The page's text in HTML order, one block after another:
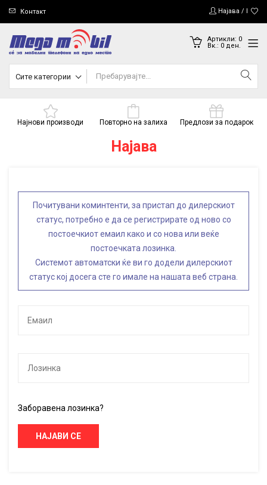
Контакт Најава /
Артикли: 0
Вк.: 0ден.
Сите категории
Најнови производи Повторно на залиха Предлози за подарок
Најава
Почитувани коминтенти, за пристап до дилерскиот
статус, потребно е да се регистрирате од ново со
постоечкиот емаил како и со нова или веќе
постоечката лозинка.
Системот автоматски ќе ви го додели дилерскиот
статус кој досега сте го имале на нашата веб страна.
Заборавена лозинка?
НАЈАВИ СЕ